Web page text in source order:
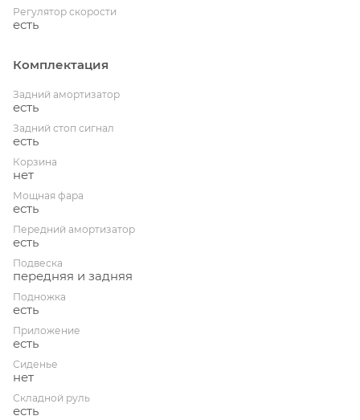
Регулятор скорости
есть
Комплектация
Задний амортизатор
есть
Задний стоп сигнал
есть
Корзина
нет
Мощная фара
есть
Передний амортизатор
есть
Подвеска
передняя и задняя
Подножка
есть
Приложение
есть
Сиденье
нет
Складной руль
есть